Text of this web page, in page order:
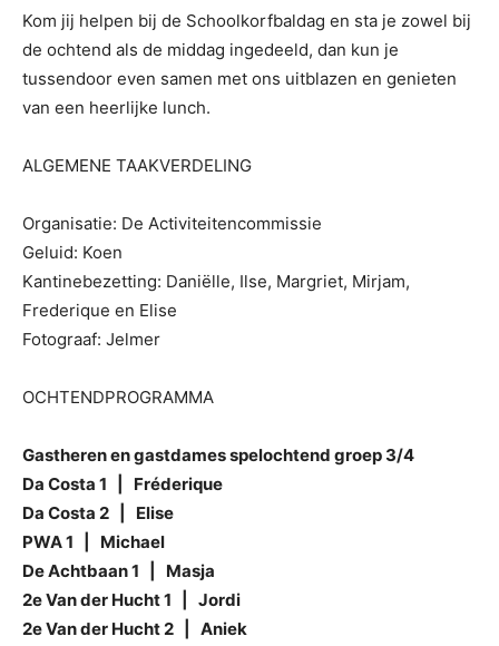
Kom jij helpen bij de Schoolkorfbaldag en sta je zowel bij
de ochtend als de middag ingedeeld, dan kun je
tussendoor even samen met ons uitblazen en genieten
van een heerlijke lunch.
ALGEMENE TAAKVERDELING
Organisatie: De Activiteitencommissie
Geluid: Koen
Kantinebezetting: Daniëlle, Ilse, Margriet, Mirjam,
Frederique en Elise
Fotograaf: Jelmer
OCHTENDPROGRAMMA
Gastheren en gastdames spelochtend groep 3/4
Da Costa 1 | Fréderique
Da Costa 2 | Elise
PWA 1 | Michael
De Achtbaan 1 | Masja
2e Van der Hucht 1 | Jordi
2e Van der Hucht 2 | Aniek